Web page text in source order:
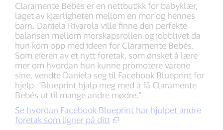
Claramente Bebés er en nettbutikk for babyklær,
laget av kjærligheten mellom en mor og hennes
barn. Daniela Rivarola ville finne den perfekte
balansen mellom morskapsrollen og jobblivet da
hun kom opp med ideen for Claramente Bebés.
Som eieren av et nytt foretak, som ønsket å lære
mer om hvordan hun kunne promotere varene
sine, vendte Daniela seg til Facebook Blueprint for
hjelp. "Blueprint hjalp meg med å få Claramente
Bebés ut til mange andre mødre."
Se hvordan Facebook Blueprint har hjulpet andre
foretak som ligner på ditt